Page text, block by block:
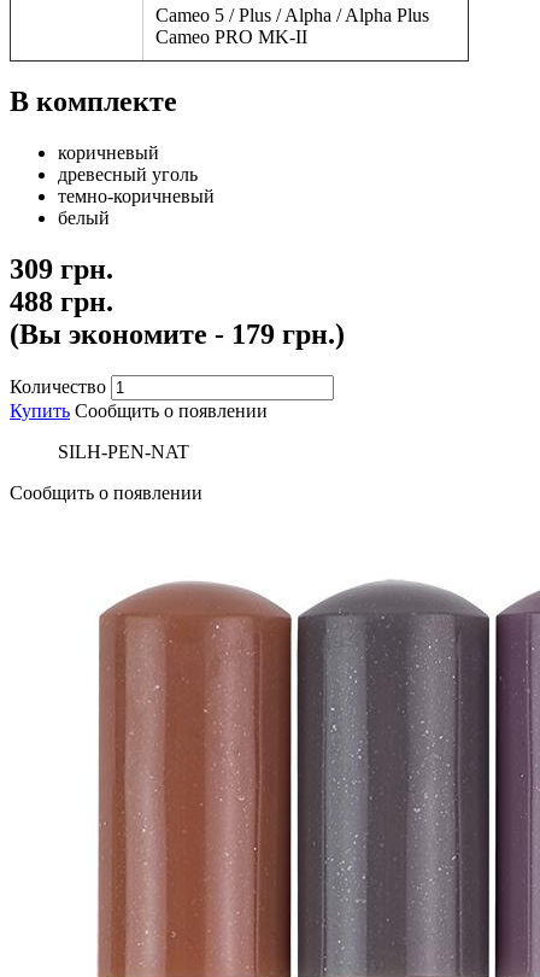
Cameo 5 / Plus / Alpha / Alpha Plus
Cameo PRO MK-II
В комплекте
коричневый
древесный уголь
темно-коричневый
белый
309 грн.
488 грн.
(Вы экономите - 179 грн.)
Количество
Купить Сообщить о появлении
SILH-PEN-NAT
Сообщить о появлении